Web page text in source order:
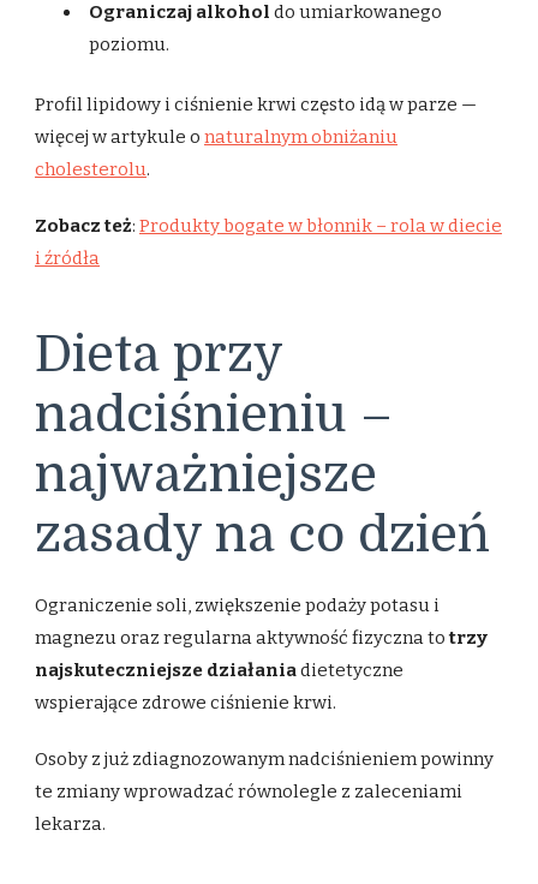
Ograniczaj alkohol do umiarkowanego
poziomu.
Profil lipidowy i ciśnienie krwi często idą w parze —
więcej w artykule o naturalnym obniżaniu
cholesterolu.
Zobacz też: Produkty bogate w błonnik – rola w diecie
i źródła
Dieta przy
nadciśnieniu –
najważniejsze
zasady na co dzień
Ograniczenie soli, zwiększenie podaży potasu i
magnezu oraz regularna aktywność fizyczna totrzy
najskuteczniejsze działaniadietetyczne
wspierające zdrowe ciśnienie krwi.
Osoby z już zdiagnozowanym nadciśnieniem powinny
te zmiany wprowadzać równolegle z zaleceniami
lekarza.